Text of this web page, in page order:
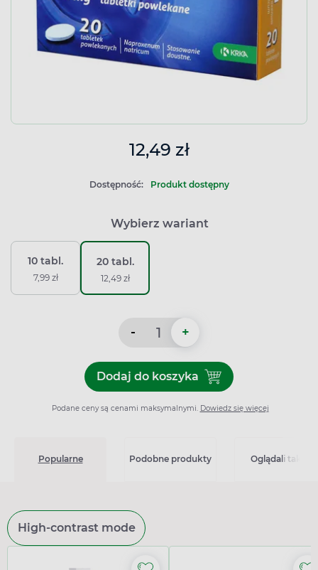
12,49 zł
Dostępność: Produkt dostępny
Wybierz wariant
10 tabl.
7,99 zł
20 tabl.
12,49 zł
- +
Dodaj do koszykaDodaj do koszyka
Podane ceny są cenami maksymalnymi. Dowiedz się więcej
Popularne Podobne produkty Oglądali także
High-contrast mode